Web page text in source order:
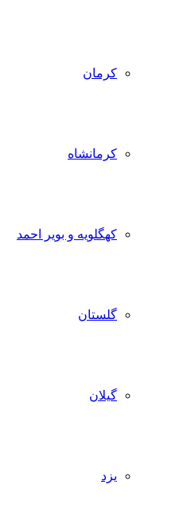
کرمان
کرمانشاه
کهگلویه و بویر احمد
گلستان
گیلان
یزد